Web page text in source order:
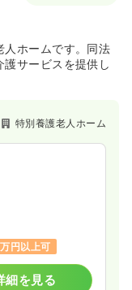
人ホームです。同法
サービスを提供し
特別養護老人ホーム
円以上可
細を見る